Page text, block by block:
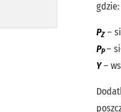
gdzie:
PZ –
PP –
Y–